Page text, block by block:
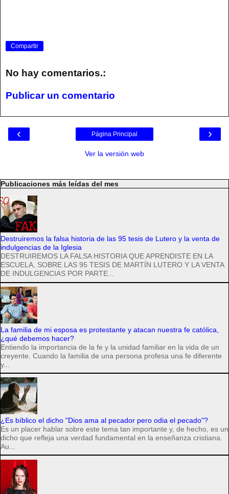
Compartir
No hay comentarios.:
Publicar un comentario
‹ ›
Página Principal
Ver la versión web
Publicaciones más leídas del mes
Destruiremos la falsa historia de las 95 tesis de Lutero y la venta de
indulgencias de la Iglesia
DESTRUIREMOS LA FALSA HISTORIA QUE APRENDISTE EN LA
ESCUELA, SOBRE LAS 95 TESIS DE MARTÍN LUTERO Y LA VENTA
DE INDULGENCIAS POR PARTE...
La familia de mi esposa es protestante y atacan nuestra fe católica,
¿qué debemos hacer?
Entiendo la importancia de la fe y la unidad familiar en la vida de un
creyente. Cuando la familia de una persona profesa una fe diferente
y...
¿Es bíblico el dicho "Dios ama al pecador pero odia el pecado"?
Es un placer hablar sobre este tema tan importante y, de hecho, es un
dicho que refleja una verdad fundamental en la enseñanza cristiana.
Au...